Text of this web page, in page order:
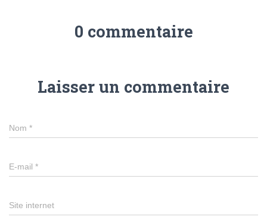
0 commentaire
Laisser un commentaire
Nom *
E-mail *
Site internet